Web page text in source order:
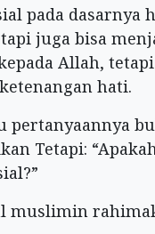
pada dasarnya
juga bisa
Allah,
hati.
pertanyaannya
Tetapi:
muslimin